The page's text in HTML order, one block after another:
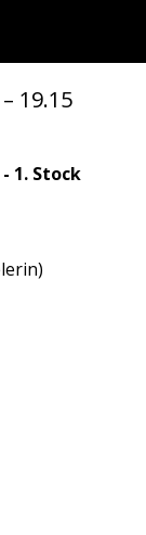
19.15
1. Stock